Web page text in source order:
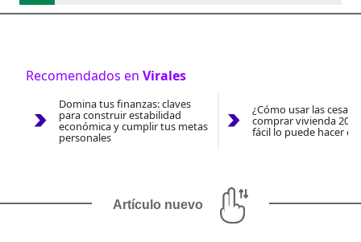
Recomendados en Virales
Domina tus finanzas: claves
para construir estabilidad
económica y cumplir tus metas
personales
¿Cómo usar las
comprar vivienda
fácil lo puede hacer
Artículo nuevo